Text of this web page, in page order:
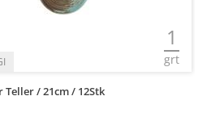
1
grt
/ 21cm / 12Stk